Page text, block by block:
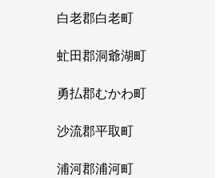
白老郡白老町
虻田郡洞爺湖町
勇払郡むかわ町
沙流郡平取町
浦河郡浦河町